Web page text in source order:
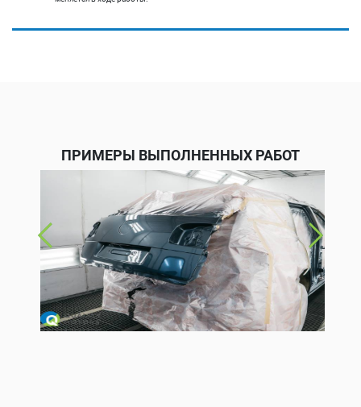
ПРИМЕРЫ ВЫПОЛНЕННЫХ РАБОТ